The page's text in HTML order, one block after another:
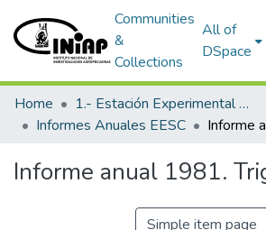
Communities
&
Collections
All of
DSpace
Home
1.- Estación Experimental Santa Catalina
Informes Anuales EESC
Informe
Informe anual 1981.
Simple item page